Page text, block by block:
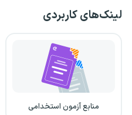
لینک‌های کاربردی
منابع آزمون استخدامی